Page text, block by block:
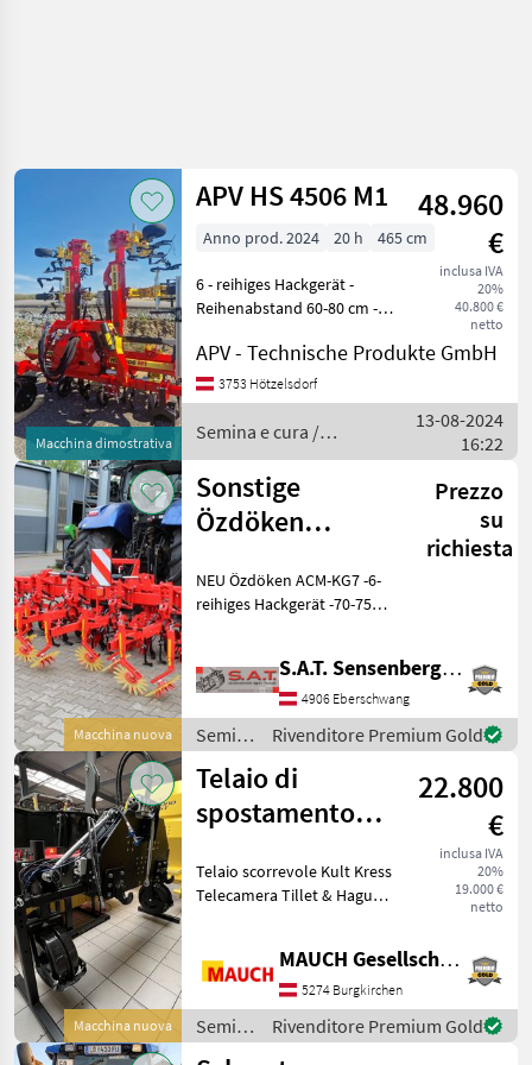
Macchina dimostrativa
APV HS 4506 M1
48.960
€
inclusa IVA
20%
40.800 €
netto
Anno prod. 2024 20 h 465 cm
6 - reihiges Hackgerät -
Reihenabstand 60-80 cm -
Markierungen für die
gängigsten Reihenweiten -
Parallelogramme
kugelgelagert - Hac
APV - Technische Produkte GmbH
3753 Hötzelsdorf
Semina e cura /
APV
13-08-2024
16:22
Macchina nuova
Sonstige
Özdöken
reihig-NEU
Prezzo
su
richiesta
NEU Özdöken ACM-KG7 -6-
reihiges Hackgerät -70-75
Parallelogramm -
Pflanzenschutzscheiben -
Tiefenführungsräder -4 St
S.A.T. Sensenberger Agrar-Technik
4906 Eberschwang
Semina
e cura /
Sonstige
Rivenditore Premium Gold
Macchina nuova
Telaio di
spostamento
Kress 3-9 m
22.800
€
inclusa IVA
20%
19.000 €
netto
Telaio scorrevole Kult Kress
Telecamera Tillet & Hague
sostituzione rapida Cat. 2
Sono a vostra disposizi
MAUCH Gesellschaft m.b.H. & Co.KG
5274 Burgkirchen
Semina
e cura /
Rivenditore Premium Gold